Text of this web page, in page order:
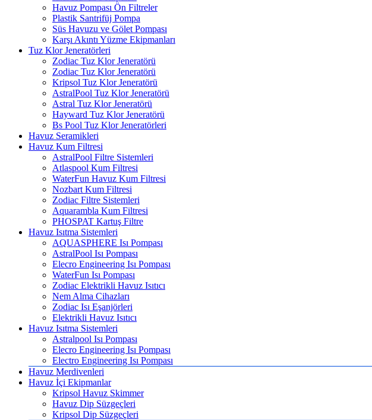
Havuz Pompası Ön Filtreler
Plastik Santrifüj Pompa
Süs Havuzu ve Gölet Pompası
Karşı Akıntı Yüzme Ekipmanları
Tuz Klor Jeneratörleri
Zodiac Tuz Klor Jeneratörü
Zodiac Tuz Klor Jeneratörü
Kripsol Tuz Klor Jeneratörü
AstralPool Tuz Klor Jeneratörü
Astral Tuz Klor Jeneratörü
Hayward Tuz Klor Jeneratörü
Bs Pool Tuz Klor Jeneratörleri
Havuz Seramikleri
Havuz Kum Filtresi
AstralPool Filtre Sistemleri
Atlaspool Kum Filtresi
WaterFun Havuz Kum Filtresi
Nozbart Kum Filtresi
Zodiac Filtre Sistemleri
Aquarambla Kum Filtresi
PHOSPAT Kartuş Filtre
Havuz Isıtma Sistemleri
AQUASPHERE Isı Pompası
AstralPool Isı Pompası
Elecro Engineering Isı Pompası
WaterFun Isı Pompası
Zodiac Elektrikli Havuz Isıtıcı
Nem Alma Cihazları
Zodiac Isı Eşanjörleri
Elektrikli Havuz Isıtıcı
Havuz Isıtma Sistemleri
Astralpool Isı Pompası
Elecro Engineering Isı Pompası
Electro Engineering Isı Pompası
Havuz Merdivenleri
Havuz İçi Ekipmanlar
Kripsol Havuz Skimmer
Havuz Dip Süzgeçleri
Kripsol Dip Süzgeçleri